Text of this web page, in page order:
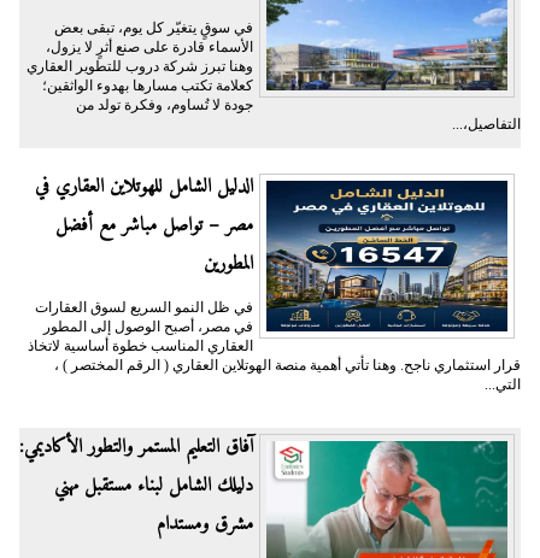
في سوقٍ يتغيّر كل يوم، تبقى بعض
الأسماء قادرة على صنع أثرٍ لا يزول،
وهنا تبرز شركة دروب للتطوير العقاري
كعلامة تكتب مسارها بهدوء الواثقين؛
جودة لا تُساوم، وفكرة تولد من
التفاصيل،...
الدليل الشامل للهوتلاين العقاري في
مصر – تواصل مباشر مع أفضل
المطورين
في ظل النمو السريع لسوق العقارات
في مصر، أصبح الوصول إلى المطور
العقاري المناسب خطوة أساسية لاتخاذ
قرار استثماري ناجح. وهنا تأتي أهمية منصة الهوتلاين العقاري ( الرقم المختصر ) ،
التي...
آفاق التعليم المستمر والتطور الأكاديمي:
دليلك الشامل لبناء مستقبل مهني
مشرق ومستدام